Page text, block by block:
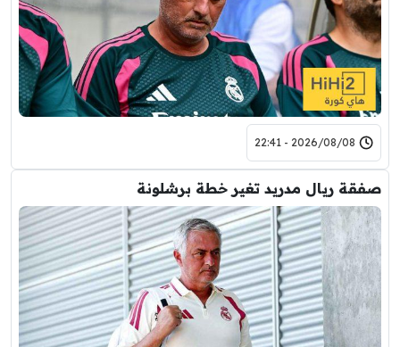
2026/08/08 - 22:41
صفقة ريال مدريد تغير خطة برشلونة